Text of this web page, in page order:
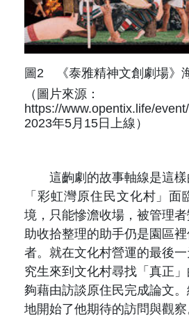
圖2 《泰雅精神文創劇場》
（圖片來源：
https://www.opentix.life/
2023年5月15日上線）
這齣劇的故事軸線是這樣
「彩虹灣原住民文化村」面
境，只能慘澹收場，被管理
助收拾整理的助手仍是園區
者。就在文化村營運的最後
究生來到文化村尋找「真正
夠藉由訪談原住民完成論文
地開始了他期待的訪問與觀